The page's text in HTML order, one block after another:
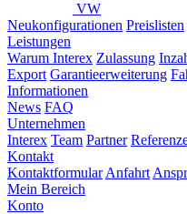
VW
Neukonfigurationen Preislisten
Leistungen
Warum Interex Zulassung
Export Garantieerweiterung
Informationen
News FAQ
Unternehmen
Interex Team Partner
Kontakt
Kontaktformular Anfahrt
Mein Bereich
Konto